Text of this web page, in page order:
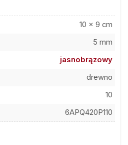
10 x 9 cm
5 mm
jasnobrązowy
drewno
10
6APQ420P110